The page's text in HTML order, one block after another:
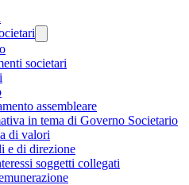
societari
assembleare
in tema di Governo Societario
di valori
e di direzione
soggetti collegati